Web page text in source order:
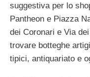
suggestiva per lo
Pantheon e Piazza
dei Coronari e Via
trovare botteghe
tipici, antiquariato e